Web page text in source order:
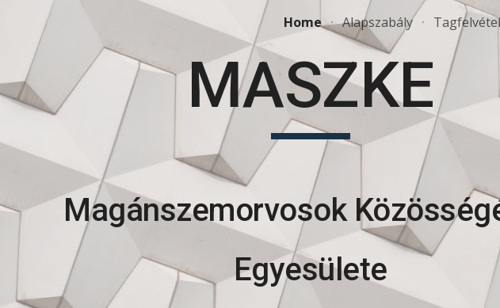
Skip to main content Skip to navigation
Home Alapszabály Tagfelvétel
MASZKE
Magánszemorvosok
Egyesülete